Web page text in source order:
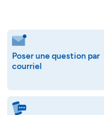
Poser une question par
courriel